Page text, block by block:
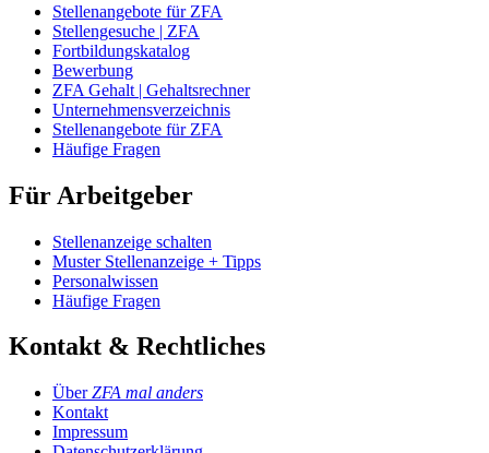
Stellenangebote für ZFA
Stellengesuche | ZFA
Fortbildungskatalog
Bewerbung
ZFA Gehalt | Gehaltsrechner
Unternehmensverzeichnis
Stellenangebote für ZFA
Häufige Fragen
Für Arbeitgeber
Stellenanzeige schalten
Muster Stellenanzeige + Tipps
Personalwissen
Häufige Fragen
Kontakt & Rechtliches
ÜberZFA mal anders
Kontakt
Impressum